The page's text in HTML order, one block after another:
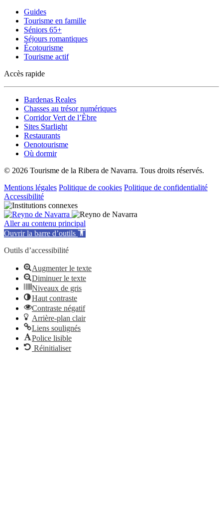
Guides
Tourisme en famille
Séniors 65+
Séjours romantiques
Écotourisme
Tourisme actif
Accès rapide
Bardenas Reales
Chasses au trésor numériques
Corridor Vert de l’Èbre
Sites Starlight
Restaurants
Oenotourisme
Où dormir
© 2026 Tourisme de la Ribera de Navarra. Tous droits réservés.
Mentions légales Politique de cookies Politique de confidentialité
Accessibilité
Aller au contenu principal
Ouvrir la barre d’outils
Outils d’accessibilité
Augmenter le texte
Diminuer le texte
Niveaux de gris
Haut contraste
Contraste négatif
Arrière-plan clair
Liens soulignés
Police lisible
Réinitialiser